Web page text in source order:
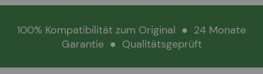
100% Kompatibilität zum Original ● 24 Monate
Garantie ● Qualitätsgeprüft